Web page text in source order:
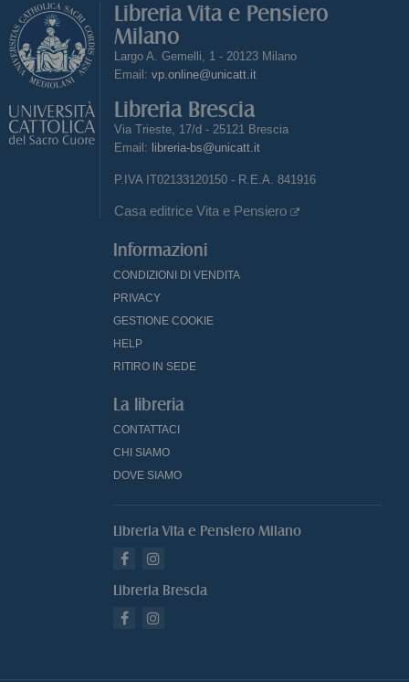
Libreria Vita e Pensiero
Milano
Largo A. Gemelli, 1 - 20123 Milano
Email: vp.online@unicatt.it
Libreria Brescia
Via Trieste, 17/d - 25121 Brescia
Email: libreria-bs@unicatt.it
P.IVA IT02133120150 - R.E.A. 841916
Casa editrice Vita e Pensiero
Informazioni
CONDIZIONI DI VENDITA
PRIVACY
GESTIONE COOKIE
HELP
RITIRO IN SEDE
La libreria
CONTATTACI
CHI SIAMO
DOVE SIAMO
Libreria Vita e Pensiero Milano
Libreria Brescia